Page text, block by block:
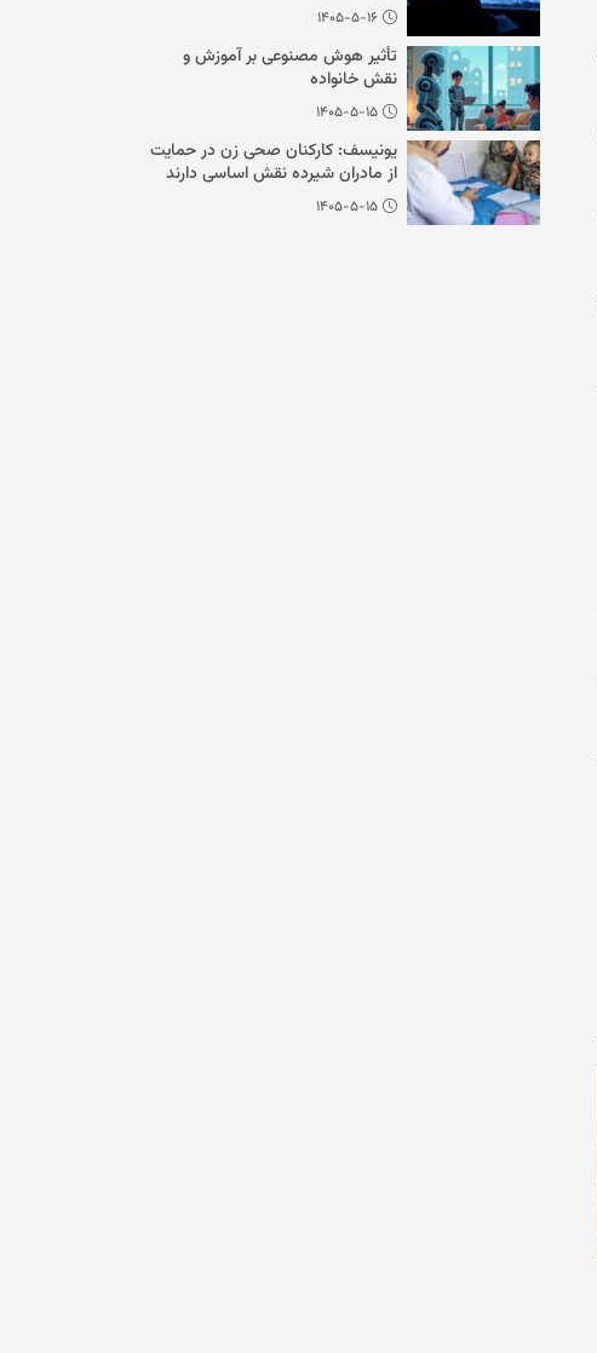
۱۴۰۵-۵-۱۶
تأثیر هوش مصنوعی بر آموزش و
نقش خانواده
۱۴۰۵-۵-۱۵
یونیسف: کارکنان صحی زن در حمایت
از مادران شیرده نقش اساسی دارند
۱۴۰۵-۵-۱۵